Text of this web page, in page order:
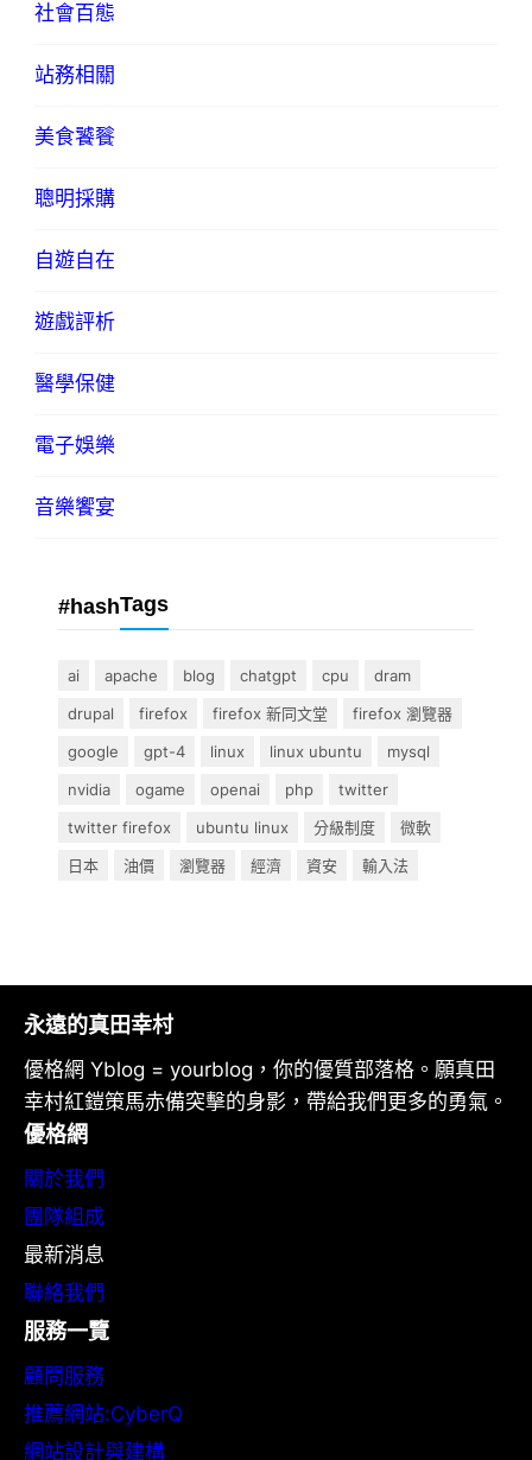
社會百態
站務相關
美食饕餮
聰明採購
自遊自在
遊戲評析
醫學保健
電子娛樂
音樂饗宴
#hashTags
ai apache blog chatgpt cpu
dram
drupal
firefox firefox 新同文堂
firefox 瀏覽器
google
gpt-4 linux linux ubuntu
mysql
nvidia
ogame openai php
twitter
twitter firefox
ubuntu linux 分級制度
微軟
日本
油價 瀏覽器 經濟 資安 輸入法
永遠的真田幸村
優格網 Yblog = yourblog，你的優質部落格。願真田
幸村紅鎧策馬赤備突擊的身影，帶給我們更多的勇氣。
優格網
關於我們
團隊組成
最新消息
聯絡我們
服務一覽
顧問服務
推薦網站:CyberQ
網站設計與建構